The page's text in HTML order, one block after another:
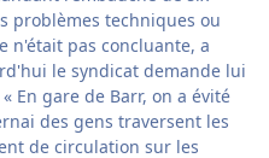
problèmes techniques ou
n'était pas concluante, a
le syndicat demande lui
En gare de Barr, on a évité
des gens traversent les
de circulation sur les